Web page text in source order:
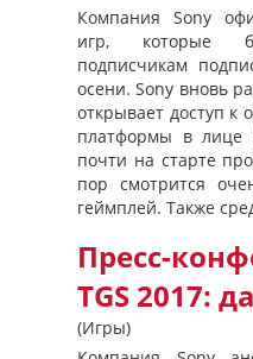
Компания Sony
игр, которые
подписчикам
осени. Sony вновь
открывает доступ к
платформы в лице
почти на старте
пор смотрится
геймплей. Также
Пресс-
TGS 2017:
(Игры)